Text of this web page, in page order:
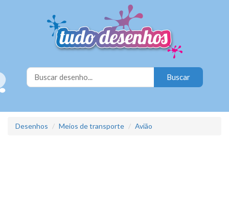
Desenhos Meios de transporte Avião